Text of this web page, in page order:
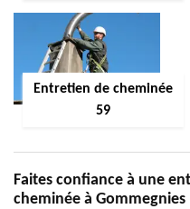
Entretien de cheminée
59
Faites confiance à une
cheminée à Gommegnies